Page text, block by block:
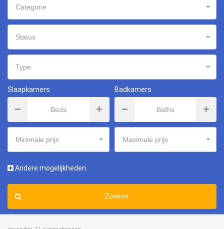
Categorie
Status
Type
Slaapkamers Badkamers
Minimale prijs Maximale prijs
Andere mogelijkheden
Zoeken